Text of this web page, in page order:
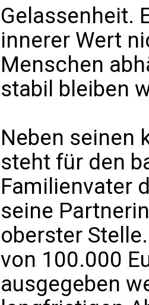
Gelassenheit.
innerer Wert
Menschen
stabil bleiben
Neben seinen
steht für den
Familienvater
seine
oberster
von 100.000
ausgegeben